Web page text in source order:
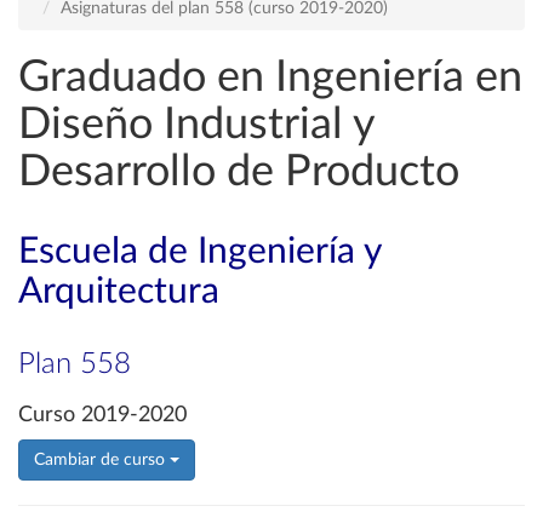
Asignaturas del plan 558 (curso 2019-2020)
Graduado en Ingeniería en
Diseño Industrial y
Desarrollo de Producto
Escuela de Ingeniería y
Arquitectura
Plan 558
Curso 2019-2020
Cambiar de curso